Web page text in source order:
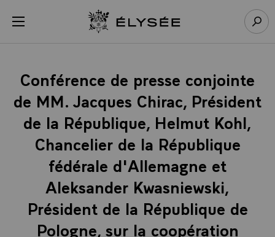
menu Retour à l’accueil Élysée
Conférence de presse conjointe
de MM. Jacques Chirac, Président
de la République, Helmut Kohl,
Chancelier de la République
fédérale d'Allemagne et
Aleksander Kwasniewski,
Président de la République de
Pologne, sur la coopération
Panneau de gestion des cookies